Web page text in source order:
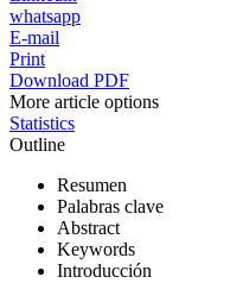
whatsapp
E-mail
Print
Download PDF
More article options
Statistics
Outline
Resumen
Palabras clave
Abstract
Keywords
Introducción